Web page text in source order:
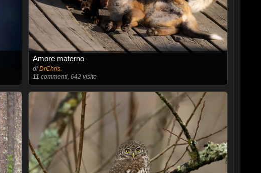
Amore materno
diDrChris.
11 commenti, 642 visite